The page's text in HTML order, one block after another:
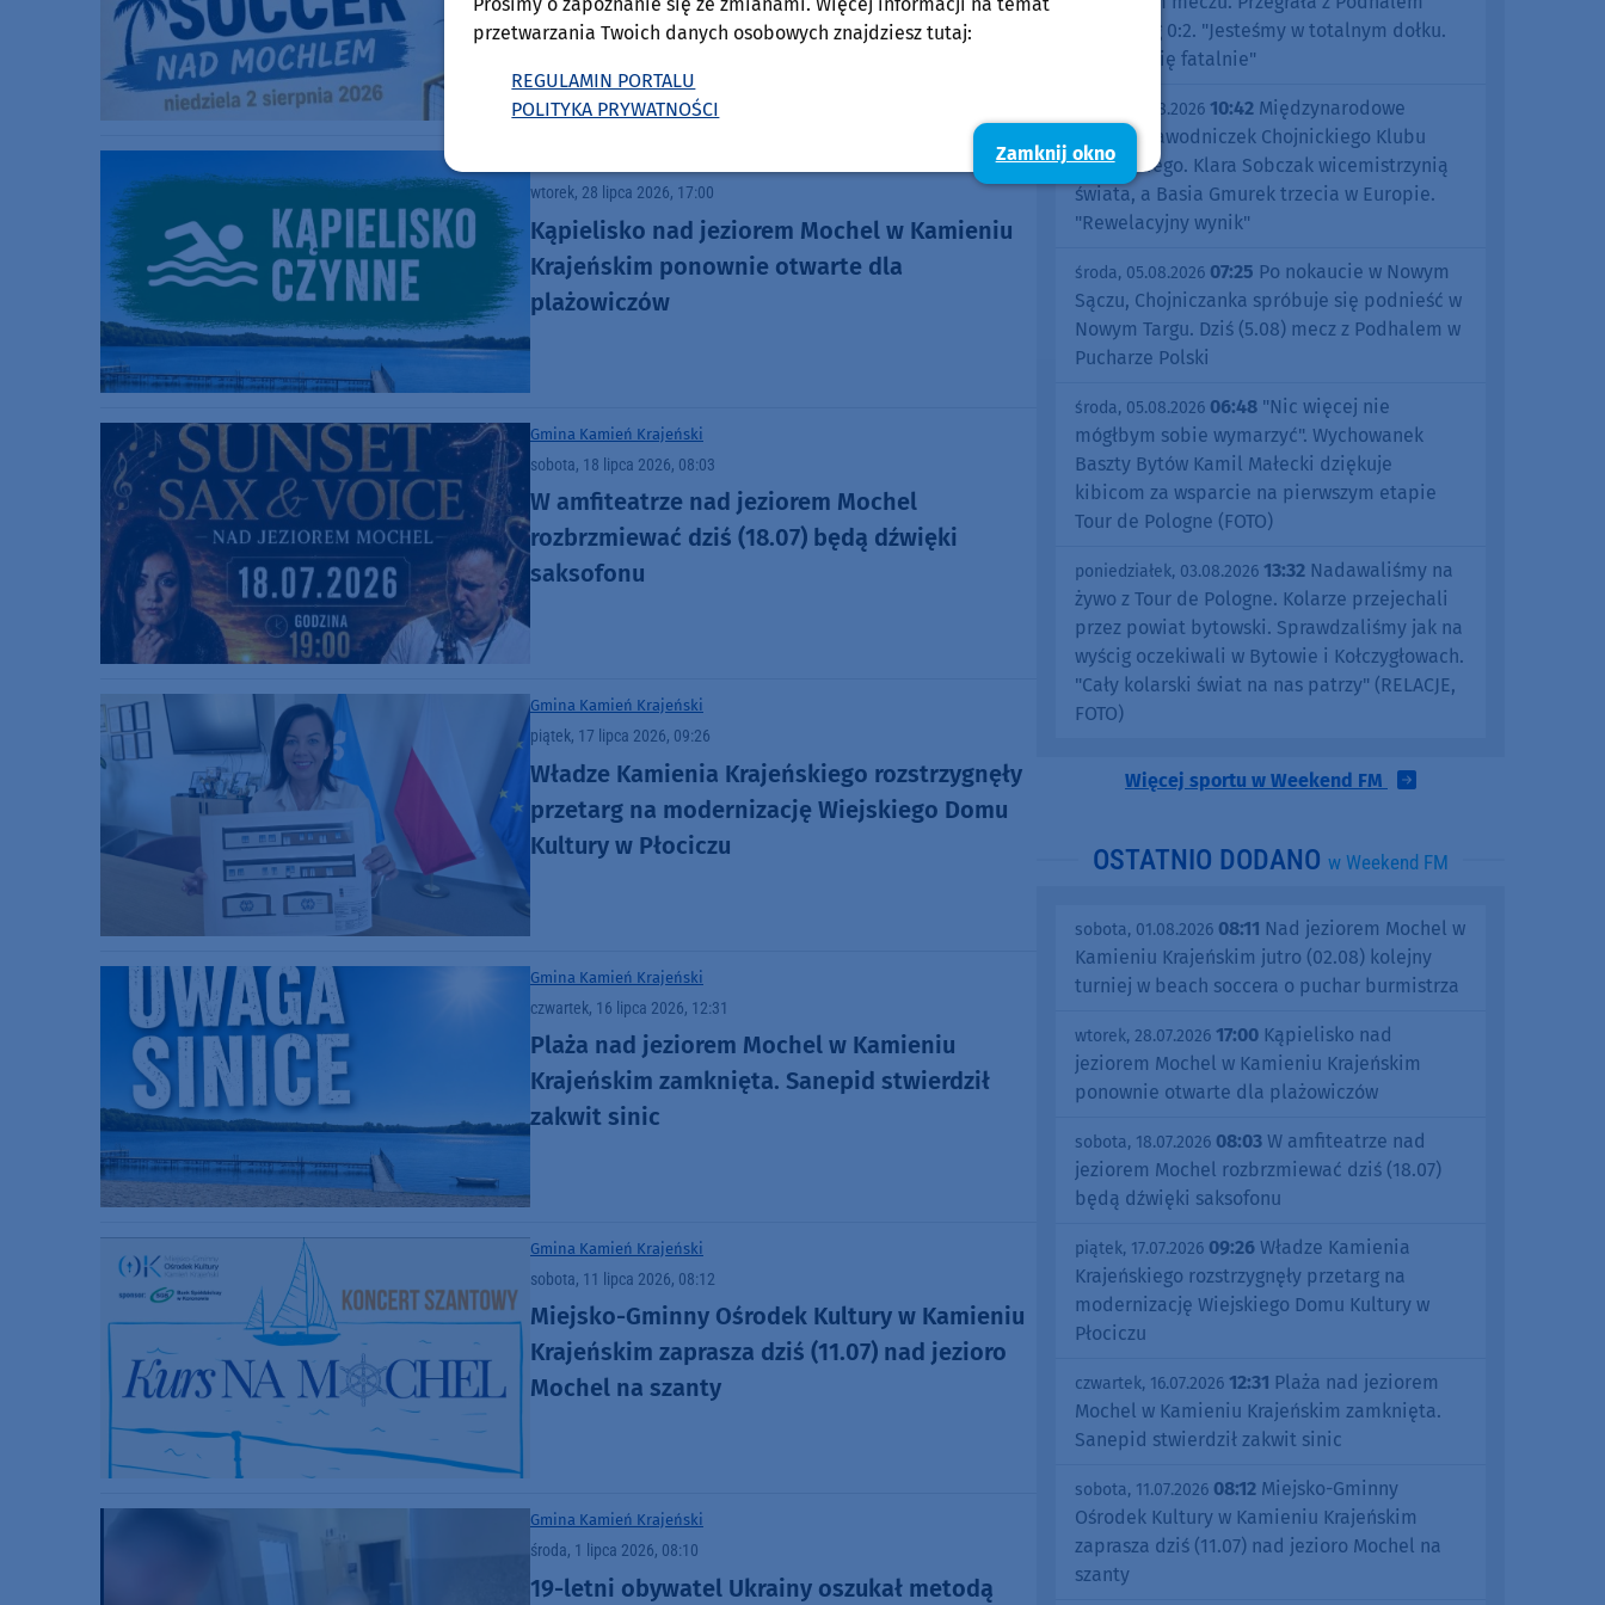
o puchar burmistrza
wtorek, 28 lipca 2026, 17:00
Kąpielisko nad jeziorem Mochel w Kamieniu
Krajeńskim ponownie otwarte dla
plażowiczów
Gmina Kamień Krajeński
sobota, 18 lipca 2026, 08:03
W amfiteatrze nad jeziorem Mochel
rozbrzmiewać dziś (18.07) będą dźwięki
saksofonu
Gmina Kamień Krajeński
piątek, 17 lipca 2026, 09:26
Władze Kamienia Krajeńskiego rozstrzygnęły
przetarg na modernizację Wiejskiego Domu
Kultury w Płociczu
Gmina Kamień Krajeński
czwartek, 16 lipca 2026, 12:31
Plaża nad jeziorem Mochel w Kamieniu
Krajeńskim zamknięta. Sanepid stwierdził
zakwit sinic
Gmina Kamień Krajeński
sobota, 11 lipca 2026, 08:12
Miejsko-Gminny Ośrodek Kultury w Kamieniu
Krajeńskim zaprasza dziś (11.07) nad jezioro
Mochel na szanty
Gmina Kamień Krajeński
środa, 1 lipca 2026, 08:10
19-letni obywatel Ukrainy oszukał metodą
Nowy Targ 0:2. "Jesteśmy w totalnym dołku.
Czujemy się fatalnie"
środa, 05.08.2026 10:42 Międzynarodowe
sukcesy zawodniczek Chojnickiego Klubu
Żeglarskiego. Klara Sobczak wicemistrzynią
świata, a Basia Gmurek trzecia w Europie.
"Rewelacyjny wynik"
środa, 05.08.2026 07:25 Po nokaucie w Nowym
Sączu, Chojniczanka spróbuje się podnieść w
Nowym Targu. Dziś (5.08) mecz z Podhalem w
Pucharze Polski
środa, 05.08.2026 06:48 "Nic więcej nie
mógłbym sobie wymarzyć". Wychowanek
Baszty Bytów Kamil Małecki dziękuje
kibicom za wsparcie na pierwszym etapie
Tour de Pologne (FOTO)
poniedziałek, 03.08.2026 13:32 Nadawaliśmy na
żywo z Tour de Pologne. Kolarze przejechali
przez powiat bytowski. Sprawdzaliśmy jak na
wyścig oczekiwali w Bytowie i Kołczygłowach.
"Cały kolarski świat na nas patrzy" (RELACJE,
FOTO)
Więcej sportu w Weekend FM
OSTATNIO DODANO w Weekend FM
sobota, 01.08.2026 08:11 Nad jeziorem Mochel w
Kamieniu Krajeńskim jutro (02.08) kolejny
turniej w beach soccera o puchar burmistrza
wtorek, 28.07.2026 17:00 Kąpielisko nad
jeziorem Mochel w Kamieniu Krajeńskim
ponownie otwarte dla plażowiczów
sobota, 18.07.2026 08:03 W amfiteatrze nad
jeziorem Mochel rozbrzmiewać dziś (18.07)
będą dźwięki saksofonu
piątek, 17.07.2026 09:26 Władze Kamienia
Krajeńskiego rozstrzygnęły przetarg na
modernizację Wiejskiego Domu Kultury w
Płociczu
czwartek, 16.07.2026 12:31 Plaża nad jeziorem
Mochel w Kamieniu Krajeńskim zamknięta.
Sanepid stwierdził zakwit sinic
sobota, 11.07.2026 08:12 Miejsko-Gminny
Ośrodek Kultury w Kamieniu Krajeńskim
zaprasza dziś (11.07) nad jezioro Mochel na
szanty
przetwarzania Twoich danych osobowych znajdziesz tutaj:
REGULAMIN PORTALU
POLITYKA PRYWATNOŚCI
Zamknij okno